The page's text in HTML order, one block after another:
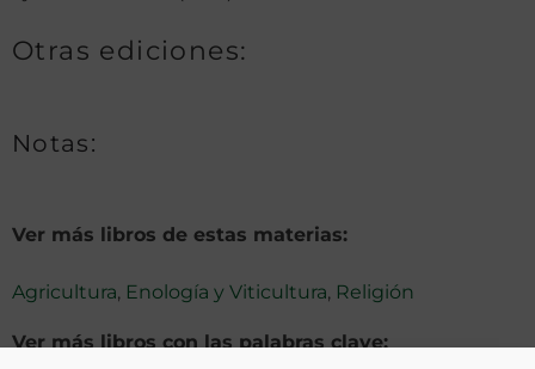
Otras ediciones:
Notas:
Ver más libros de estas materias:
Agricultura, Enología y Viticultura, Religión
Ver más libros con las palabras clave: